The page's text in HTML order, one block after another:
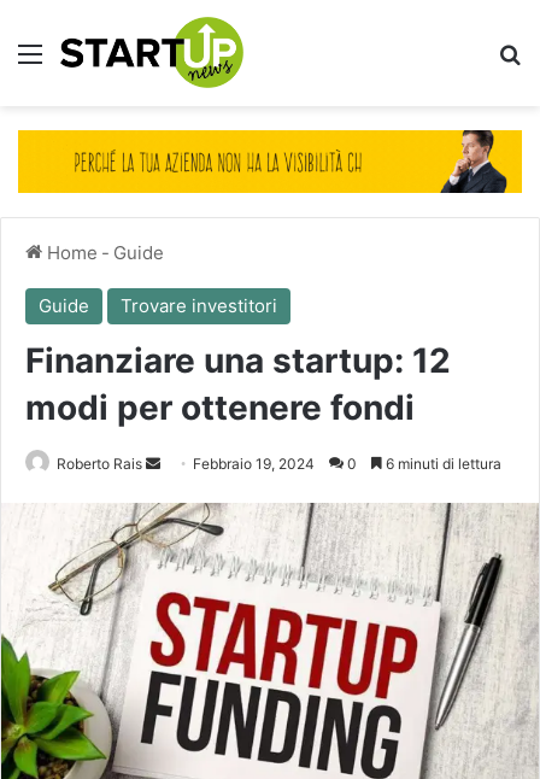
Menu
Home - Guide
Guide Trovare investitori
Finanziare una startup: 12
modi per ottenere fondi
Roberto Rais
Invia Febbraio 19, 2024 0 6 minuti di lettura